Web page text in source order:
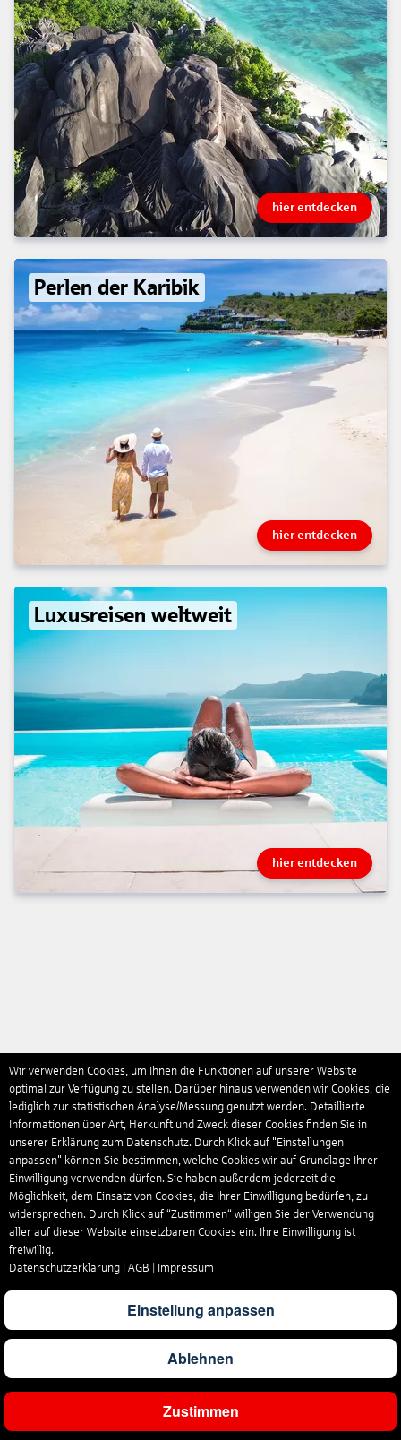
hier entdecken
Perlen der Karibik
hier entdecken
Luxusreisen weltweit
hier entdecken
Wir verwenden Cookies, um Ihnen die Funktionen auf unserer Website
optimal zur Verfügung zu stellen. Darüber hinaus verwenden wir Cookies, die
lediglich zur statistischen Analyse/Messung genutzt werden. Detaillierte
Informationen über Art, Herkunft und Zweck dieser Cookies finden Sie in
unserer Erklärung zum Datenschutz. Durch Klick auf "Einstellungen
anpassen" können Sie bestimmen, welche Cookies wir auf Grundlage Ihrer
Einwilligung verwenden dürfen. Sie haben außerdem jederzeit die
Möglichkeit, dem Einsatz von Cookies, die Ihrer Einwilligung bedürfen, zu
widersprechen. Durch Klick auf “Zustimmen“ willigen Sie der Verwendung
aller auf dieser Website einsetzbaren Cookies ein. Ihre Einwilligung ist
freiwillig.
Datenschutzerklärung
AGB Impressum
Einstellung anpassen
Ablehnen
Zustimmen